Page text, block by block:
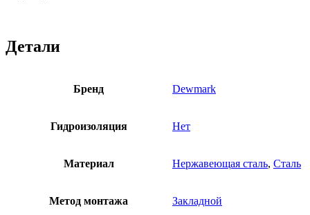
Детали
Бренд Dewmark
Гидроизоляция Нет
Материал Нержавеющая сталь, Сталь
Метод монтажа Закладной